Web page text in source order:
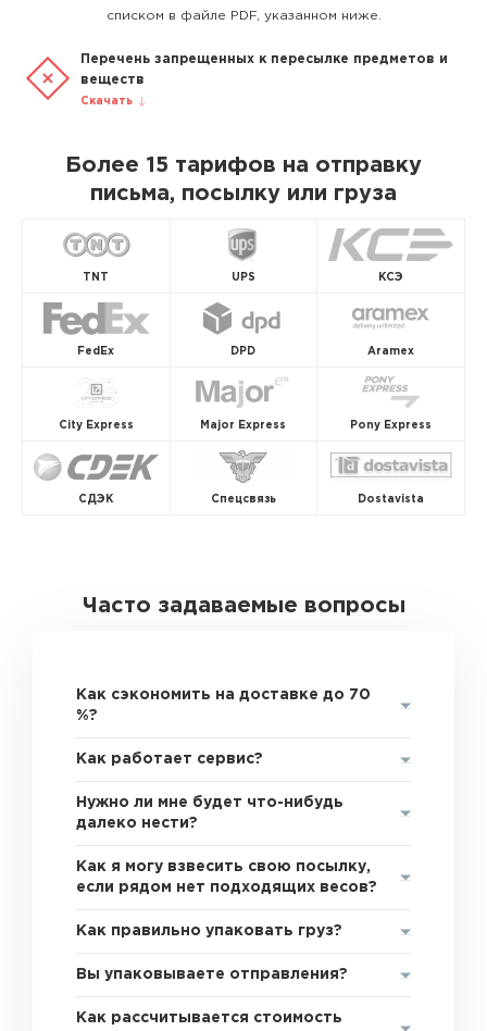
списком в файле PDF, указанном ниже.
Перечень запрещенных к пересылке предметов и
веществ
Скачать
Более 15 тарифов на отправку
письма, посылку или груза
TNT UPS КСЭ
FedEx DPD Aramex
City Express Major Express Pony Express
СДЭК Спецсвязь Dostavista
Часто задаваемые вопросы
Как сэкономить на доставке до 70
%?
Как работает сервис?
Нужно ли мне будет что-нибудь
далеко нести?
Как я могу взвесить свою посылку,
если рядом нет подходящих весов?
Как правильно упаковать груз?
Вы упаковываете отправления?
Как рассчитывается стоимость